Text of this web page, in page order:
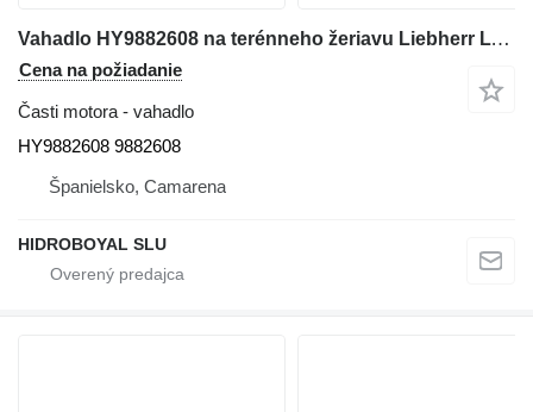
Vahadlo HY9882608 na terénneho žeriavu Liebherr LTM
Cena na požiadanie
Časti motora - vahadlo
HY9882608 9882608
Španielsko, Camarena
HIDROBOYAL SLU